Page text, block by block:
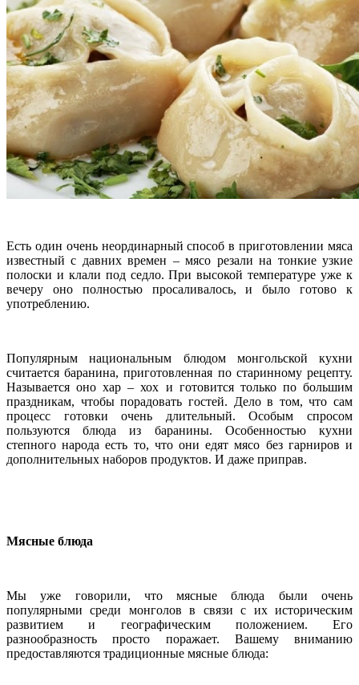
Есть один очень неординарный способ в приготовлении мяса
известный с давних времен – мясо резали на тонкие узкие
полоски и клали под седло. При высокой температуре уже к
вечеру оно полностью просаливалось, и было готово к
употреблению.
Популярным национальным блюдом монгольской кухни
считается баранина, приготовленная по старинному рецепту.
Называется оно хар – хох и готовится только по большим
праздникам, чтобы порадовать гостей. Дело в том, что сам
процесс готовки очень длительный. Особым спросом
пользуются блюда из баранины. Особенностью кухни
степного народа есть то, что они едят мясо без гарниров и
дополнительных наборов продуктов. И даже приправ.
Мясные блюда
Мы уже говорили, что мясные блюда были очень
популярными среди монголов в связи с их историческим
развитием и географическим положением. Его
разнообразность просто поражает. Вашему вниманию
предоставляются традиционные мясные блюда: